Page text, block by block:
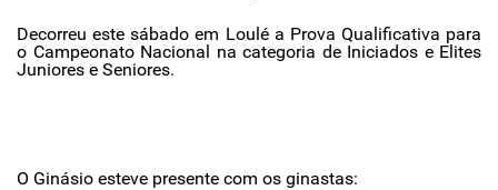
Decorreu este sábado em Loulé a Prova Qualificativa para
o Campeonato Nacional na categoria de Iniciados e Elites
Juniores e Seniores.
O Ginásio esteve presente com os ginastas: